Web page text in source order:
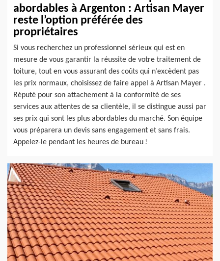
abordables à Argenton : Artisan Mayer
reste l’option préférée des
propriétaires
Si vous recherchez un professionnel sérieux qui est en
mesure de vous garantir la réussite de votre traitement de
toiture, tout en vous assurant des coûts qui n’excèdent pas
les prix normaux, choisissez de faire appel à Artisan Mayer .
Réputé pour son attachement à la conformité de ses
services aux attentes de sa clientèle, il se distingue aussi par
ses prix qui sont les plus abordables du marché. Son équipe
vous préparera un devis sans engagement et sans frais.
Appelez-le pendant les heures de bureau !